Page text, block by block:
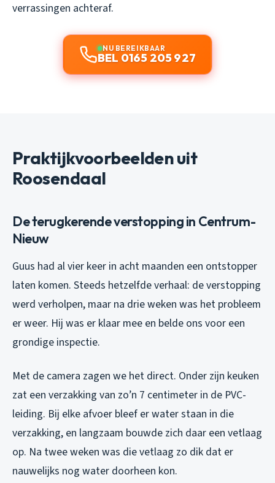
verrassingen achteraf.
NU BEREIKBAAR
BEL 0165 205 927
Praktijkvoorbeelden uit
Roosendaal
De terugkerende verstopping in Centrum-
Nieuw
Guus had al vier keer in acht maanden een ontstopper
laten komen. Steeds hetzelfde verhaal: de verstopping
werd verholpen, maar na drie weken was het probleem
er weer. Hij was er klaar mee en belde ons voor een
grondige inspectie.
Met de camera zagen we het direct. Onder zijn keuken
zat een verzakking van zo’n 7 centimeter in de PVC-
leiding. Bij elke afvoer bleef er water staan in die
verzakking, en langzaam bouwde zich daar een vetlaag
op. Na twee weken was die vetlaag zo dik dat er
nauwelijks nog water doorheen kon.